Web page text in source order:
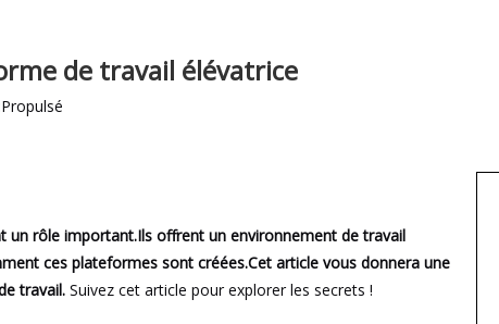
de chariot élévateur
de travail élévatrice
Propulsé
rôle important.Ils offrent un environnement de travail
ces plateformes sont créées.Cet article vous donnera une
travail. Suivez cet article pour explorer les secrets !